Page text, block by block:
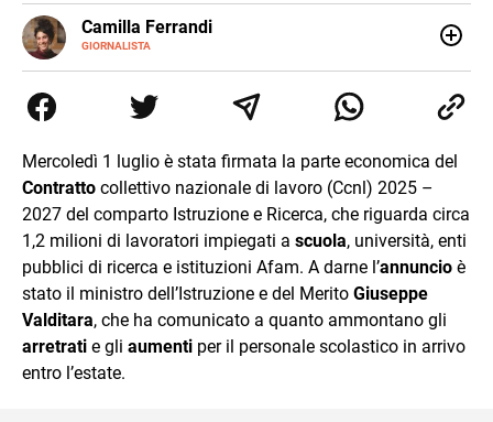
Camilla Ferrandi
GIORNALISTA
E-
MAIL
LINKEDIN
di trasformare la passione per la scrittura in un lavoro, e
da lì non mi sono più fermata. L’attualità è il mio pane
mente.
Mercoledì 1 luglio è stata firmata la parte economica del
Contratto collettivo nazionale di lavoro (Ccnl) 2025 –
2027 del comparto Istruzione e Ricerca, che riguarda circa
1,2 milioni di lavoratori impiegati a scuola, università, enti
pubblici di ricerca e istituzioni Afam. A darne l’annuncio è
stato il ministro dell’Istruzione e del Merito Giuseppe
Valditara, che ha comunicato a quanto ammontano gli
arretrati e gli aumenti per il personale scolastico in arrivo
entro l’estate.